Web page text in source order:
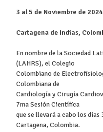
3 al 5 de Noviembre de 2024
Cartagena de Indias,
En nombre de la Sociedad
(LAHRS), el Colegio
Colombiano de
Colombiana de
Cardiología y Cirugía
7ma Sesión Científica
que se llevará a cabo los
Cartagena, Colombia.